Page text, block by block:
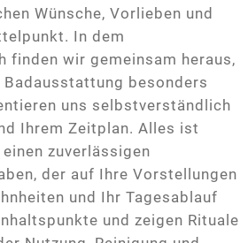
Wünsche, Vorlieben und
In dem
finden wir gemeinsam heraus,
besonders
uns selbstverständlich
Ihrem Zeitplan. Alles ist
zuverlässigen
der auf Ihre Vorstellungen
und Ihr Tagesablauf
und zeigen Rituale